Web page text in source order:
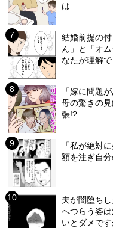
は
結婚前提の
ん」と「オ
なたが理解で
「嫁に問題
母の驚きの
張!?
「私が絶対
額を注ぎ自
夫が闇堕ち
へつらう姿
いとダメです